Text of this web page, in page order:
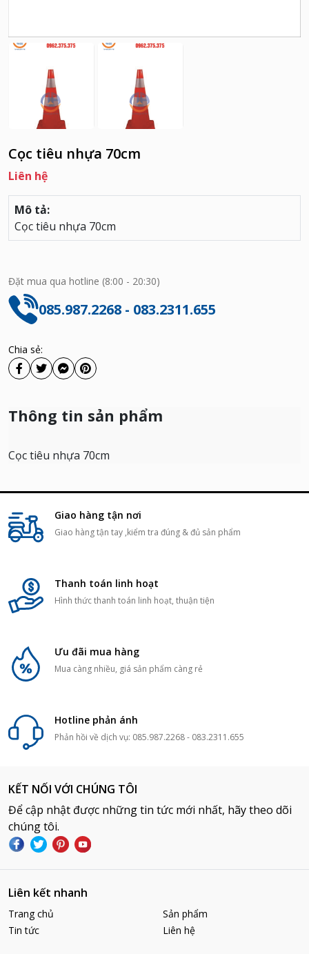
Cọc tiêu nhựa 70cm
Liên hệ
Mô tả:
Cọc tiêu nhựa 70cm
Đặt mua qua hotline (8:00 - 20:30)
085.987.2268 - 083.2311.655
Chia sẻ:
Thông tin sản phẩm
Cọc tiêu nhựa 70cm
Giao hàng tận nơi
Giao hàng tận tay ,kiểm tra đúng & đủ sản phẩm
Thanh toán linh hoạt
Hình thức thanh toán linh hoạt, thuận tiện
Ưu đãi mua hàng
Mua càng nhiều, giá sản phẩm càng rẻ
Hotline phản ánh
Phản hồi về dịch vụ: 085.987.2268 - 083.2311.655
KẾT NỐI VỚI CHÚNG TÔI
Để cập nhật được những tin tức mới nhất, hãy theo dõi
chúng tôi.
Liên kết nhanh
Trang chủ
Sản phẩm
Tin tức
Liên hệ